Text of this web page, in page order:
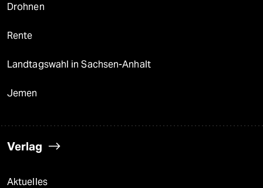
Drohnen
Rente
Landtagswahl in Sachsen-Anhalt
Jemen
Verlag
Aktuelles